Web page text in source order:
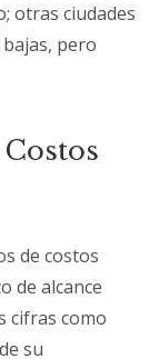
otras ciudades
pero
de costos
de alcance
cifras como
su